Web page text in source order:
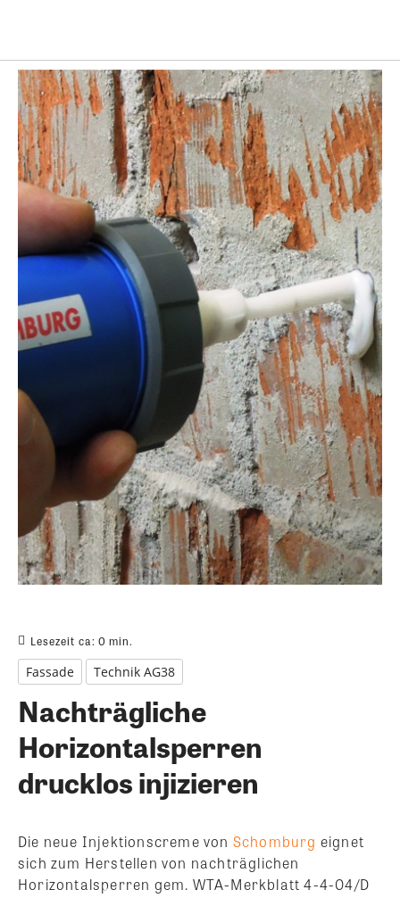
Lesezeit ca: 0 min.
Fassade Technik AG38
Nachträgliche
Horizontalsperren
drucklos injizieren
Die neue Injektionscreme von Schomburg eignet
sich zum Herstellen von nachträglichen
Horizontalsperren gem. WTA-Merkblatt 4-4-04/D